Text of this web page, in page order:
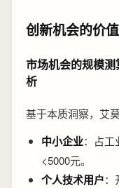
创新机会的价
市场机会的规模
析
基于本质洞察，艾
中小企业：占工
<5000元。
个人技术用户：